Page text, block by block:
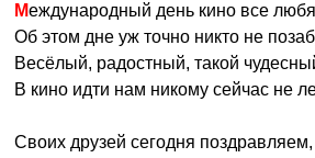
Международный день кино все
Об этом дне уж точно никто не
Весёлый, радостный, такой
В кино идти нам никому сейчас не
Своих друзей сегодня поздравляем,